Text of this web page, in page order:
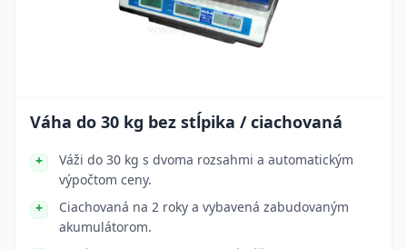
Váha do 30 kg bez stĺpika / ciachovaná
Váži do 30 kg s dvoma rozsahmi a automatickým
výpočtom ceny.
Ciachovaná na 2 roky a vybavená zabudovaným
akumulátorom.